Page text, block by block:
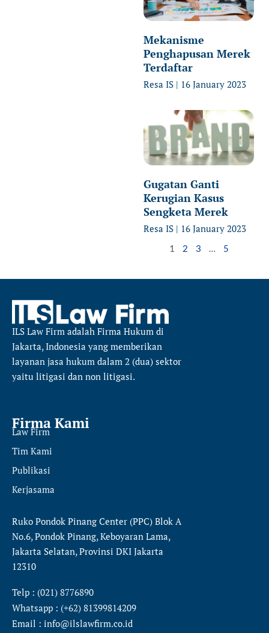
Mekanisme
Penghapusan Merek
Terdaftar
Resa IS 16 January 2023
Gugatan Ganti
Kerugian Kasus
Sengketa Merek
Resa IS 16 January 2023
1 2 3 … 5
ILS Law Firm adalah Firma Hukum di
Jakarta, Indonesia yang memberikan
layanan jasa hukum dalam 2 (dua) sektor
yaitu litigasi dan non litigasi.
Firma Kami
Law Firm
Tim Kami
Publikasi
Kerjasama
Ruko Pondok Pinang Center (PPC) Blok A
No.6, Pondok Pinang, Keboyaran Lama,
Jakarta Selatan, Provinsi DKI Jakarta
12310
Telp : (021) 8776890
Whatsapp : (+62) 81399814209
Email : info@ilslawfirm.co.id